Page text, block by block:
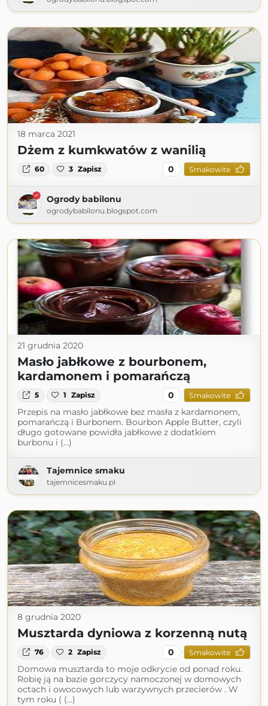
18 marca 2021
Dżem z kumkwatów z wanilią
60 3 Zapisz 0 Smakowite
Ogrody babilonu
ogrodybabilonu.blogspot.com
21 grudnia 2020
Masło jabłkowe z bourbonem,
kardamonem i pomarańczą
5 1 Zapisz 0 Smakowite
Przepis na masło jabłkowe bez masła z kardamonem,
pomarańczą i Burbonem. Bourbon Apple Butter, czyli
długo gotowane powidła jabłkowe z dodatkiem
burbonu i (...)
Tajemnice smaku
tajemnicesmaku.pl
8 grudnia 2020
Musztarda dyniowa z korzenną nutą
76 2 Zapisz 0 Smakowite
Domowa musztarda to moje odkrycie od ponad roku.
Robię ją na bazie gorczycy namoczonej w domowych
octach i owocowych lub warzywnych przecierów . W
tym roku ( (...)